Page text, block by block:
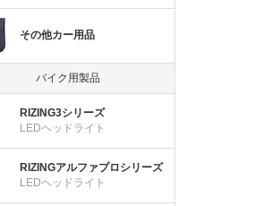
その他カー用品
バイク用製品
RIZING3シリーズ
LEDヘッドライト
RIZINGアルファプロシリーズ
LEDヘッドライト